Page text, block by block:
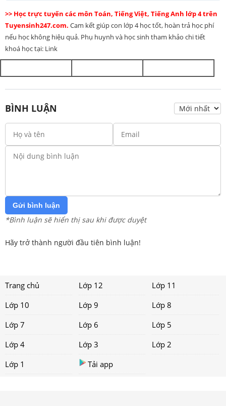
>> Học trực tuyến các môn Toán, Tiếng Việt, Tiếng Anh lớp 4 trên
Tuyensinh247.com. Cam kết giúp con lớp 4 học tốt, hoàn trả học phí
nếu học không hiệu quả. Phụ huynh và học sinh tham khảo chi tiết
khoá học tại: Link
BÌNH LUẬN
Gửi bình luận
*Bình luận sẽ hiển thị sau khi được duyệt
Hãy trở thành người đầu tiên bình luận!
Trang chủ Lớp 12
Lớp 11
Lớp 10
Lớp 9
Lớp 8
Lớp 7
Lớp 6
Lớp 5
Lớp 4
Lớp 3
Lớp 2
Lớp 1
Tải app